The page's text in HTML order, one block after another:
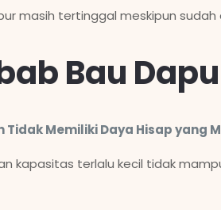
masih tertinggal meskipun
Bau
Tidak Memiliki Daya Hisap yang
kapasitas terlalu kecil tidak